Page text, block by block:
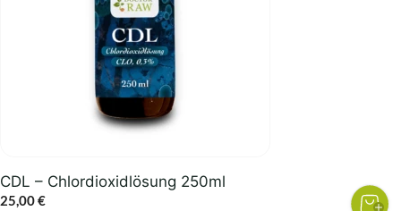
CDL – Chlordioxidlösung 250ml
25,00€